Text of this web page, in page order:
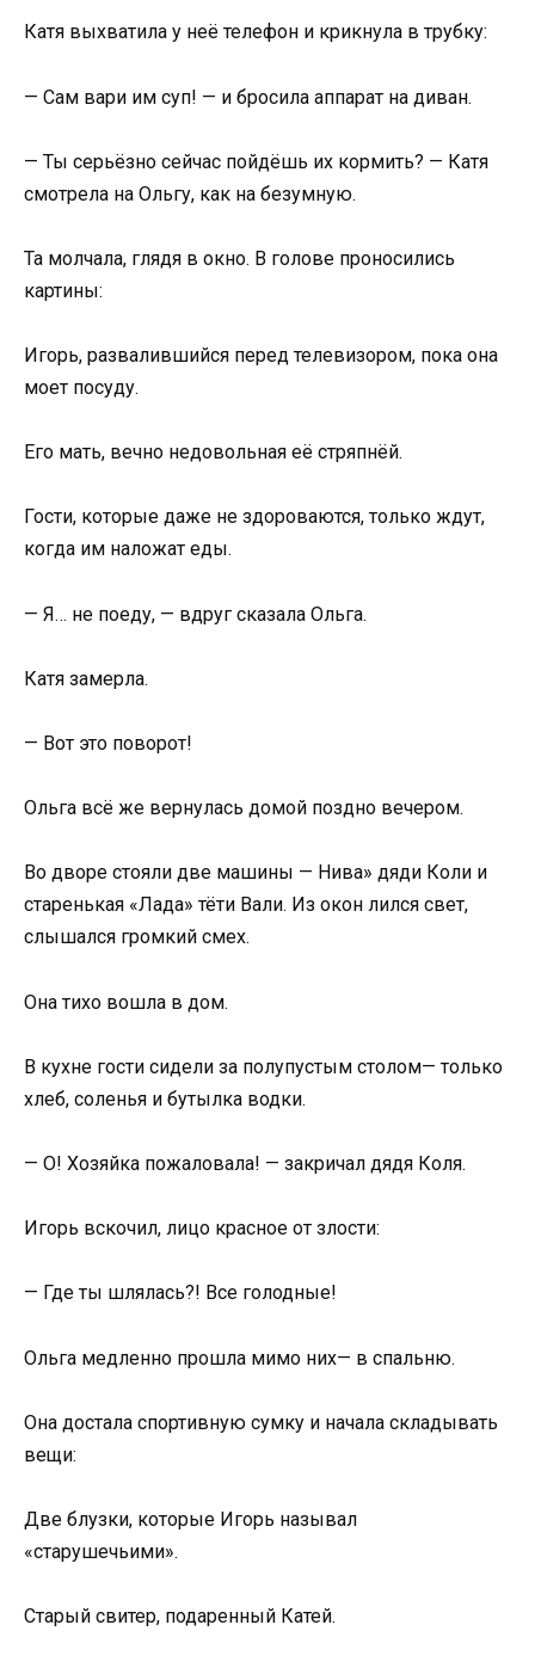
Катя выхватила у неё телефон и крикнула в трубку:
— Сам вари им суп! — и бросила аппарат на диван.
— Ты серьёзно сейчас пойдёшь их кормить? — Катя
смотрела на Ольгу, как на безумную.
Та молчала, глядя в окно. В голове проносились
картины:
Игорь, развалившийся перед телевизором, пока она
моет посуду.
Его мать, вечно недовольная её стряпнёй.
Гости, которые даже не здороваются, только ждут,
когда им наложат еды.
— Я… не поеду, — вдруг сказала Ольга.
Катя замерла.
— Вот это поворот!
Ольга всё же вернулась домой поздно вечером.
Во дворе стояли две машины — Нива» дяди Коли и
старенькая «Лада» тёти Вали. Из окон лился свет,
слышался громкий смех.
Она тихо вошла в дом.
В кухне гости сидели за полупустым столом— только
хлеб, соленья и бутылка водки.
— О! Хозяйка пожаловала! — закричал дядя Коля.
Игорь вскочил, лицо красное от злости:
— Где ты шлялась?! Все голодные!
Ольга медленно прошла мимо них— в спальню.
Она достала спортивную сумку и начала складывать
вещи:
Две блузки, которые Игорь называл
«старушечьими».
Старый свитер, подаренный Катей.